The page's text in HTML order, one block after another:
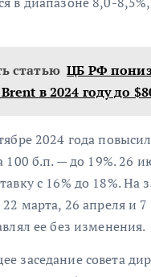
статью ЦБ РФ
в 2024 году до
2024 года
100 б.п. — до 19%. 26
с 16% до 18%. На
22 марта, 26 апреля и
ее без изменения.
заседание совета